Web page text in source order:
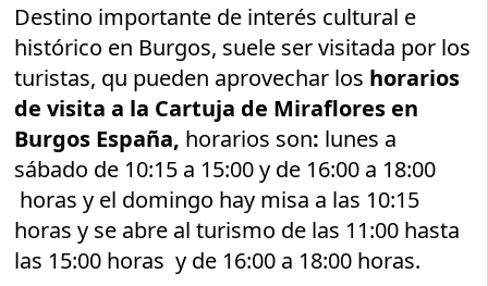
Destino importante de interés cultural e
histórico en Burgos, suele ser visitada por los
turistas, qu pueden aprovechar los horarios
de visita a la Cartuja de Miraflores en
Burgos España, horarios son: lunes a
sábado de 10:15 a 15:00 y de 16:00 a 18:00
horas y el domingo hay misa a las 10:15
horas y se abre al turismo de las 11:00 hasta
las 15:00 horas y de 16:00 a 18:00 horas.